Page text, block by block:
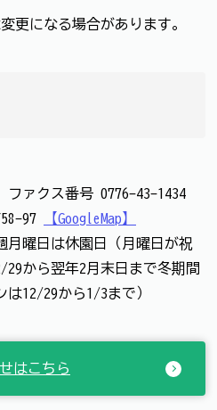
更になる場合があります。
ファクス番号 0776-43-1434
97
【GoogleMap】
曜日は休園日（月曜日が祝
から翌年2月末日まで冬期間
12/29から1/3まで）
はこちら